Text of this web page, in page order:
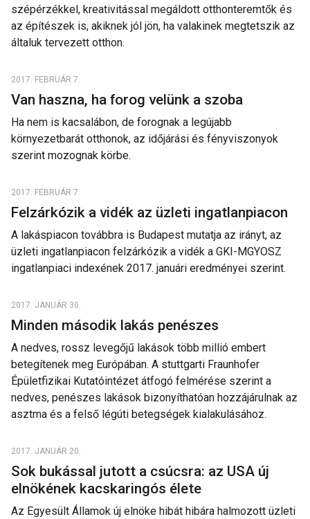
szépérzékkel, kreativitással megáldott otthonteremtők és
az építészek is, akiknek jól jön, ha valakinek megtetszik az
általuk tervezett otthon.
2017. FEBRUÁR 7.
Van haszna, ha forog velünk a szoba
Ha nem is kacsalábon, de forognak a legújabb
környezetbarát otthonok, az időjárási és fényviszonyok
szerint mozognak körbe.
2017. FEBRUÁR 7.
Felzárkózik a vidék az üzleti ingatlanpiacon
A lakáspiacon továbbra is Budapest mutatja az irányt, az
üzleti ingatlanpiacon felzárkózik a vidék a GKI-MGYOSZ
ingatlanpiaci indexének 2017. januári eredményei szerint.
2017. JANUÁR 30.
Minden második lakás penészes
A nedves, rossz levegőjű lakások több millió embert
betegítenek meg Európában. A stuttgarti Fraunhofer
Épületfizikai Kutatóintézet átfogó felmérése szerint a
nedves, penészes lakások bizonyíthatóan hozzájárulnak az
asztma és a felső légúti betegségek kialakulásához.
2017. JANUÁR 20.
Sok bukással jutott a csúcsra: az USA új
elnökének kacskaringós élete
Az Egyesült Államok új elnöke hibát hibára halmozott üzleti